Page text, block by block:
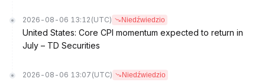
2026-08-06 13:12 (UTC) Niedźwiedzio
United States: Core CPI momentum expected to return in
July – TD Securities
2026-08-06 13:07 (UTC) Niedźwiedzio